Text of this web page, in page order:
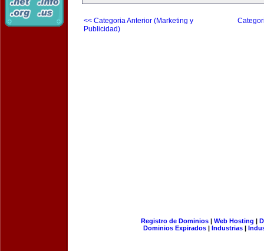
<< Categoria Anterior (Marketing y
Publicidad)
Registro de Dominios| Web Hosting |
Dominios Expirados | Industrias |